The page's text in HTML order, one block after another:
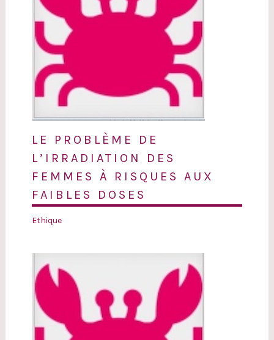
LE PROBLÈME DE
L’IRRADIATION DES
FEMMES À RISQUES AUX
FAIBLES DOSES
Ethique